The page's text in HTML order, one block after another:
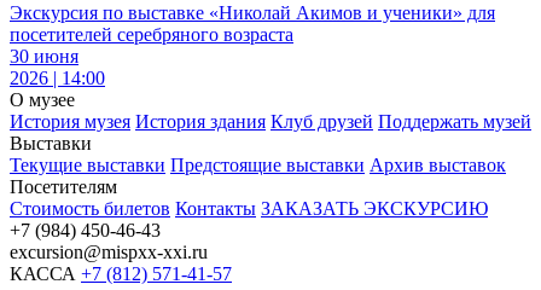
Экскурсия по выставке «Николай Акимов и ученики» для
посетителей серебряного возраста
30 июня
2026 | 14:00
О музее
История музея История здания Клуб друзей Поддержать музей
Выставки
Текущие выставки Предстоящие выставки Архив выставок
Посетителям
Стоимость билетов Контакты ЗАКАЗАТЬ ЭКСКУРСИЮ
+7 (984) 450-46-43
excursion@mispxx-xxi.ru
КАССА +7 (812) 571-41-57